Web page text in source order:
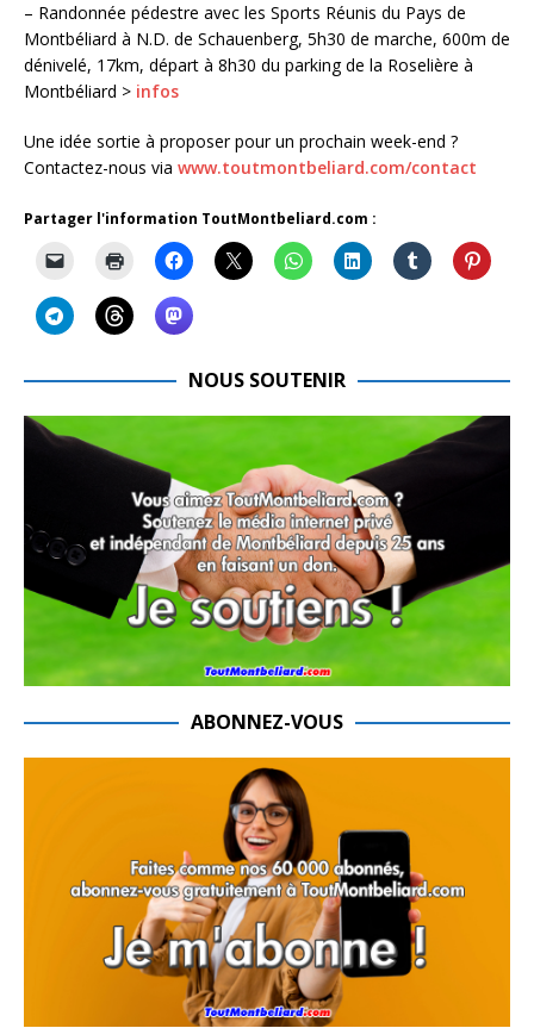
– Randonnée pédestre avec les Sports Réunis du Pays de
Montbéliard à N.D. de Schauenberg, 5h30 de marche, 600m de
dénivelé, 17km, départ à 8h30 du parking de la Roselière à
Montbéliard > infos
Une idée sortie à proposer pour un prochain week-end ?
Contactez-nous via www.toutmontbeliard.com/contact
Partager l'information ToutMontbeliard.com :
NOUS SOUTENIR
ABONNEZ-VOUS